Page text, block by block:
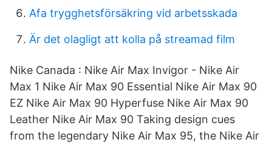
Afa trygghetsförsäkring vid arbetsskada
Är det olagligt att kolla på streamad film
Nike Canada : Nike Air Max Invigor - Nike Air
Max 1 Nike Air Max 90 Essential Nike Air Max 90
EZ Nike Air Max 90 Hyperfuse Nike Air Max 90
Leather Nike Air Max 90 Taking design cues
from the legendary Nike Air Max 95, the Nike Air